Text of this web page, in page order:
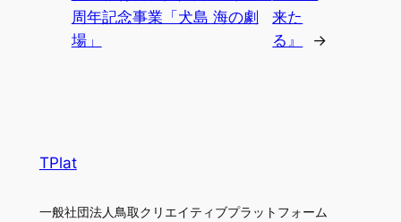
周年記念事業「犬島 海の劇
場」
来た
る』
→
TPlat
一般社団法人鳥取クリエイティブプラットフォーム